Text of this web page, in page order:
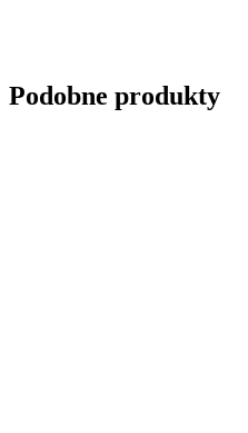
Podobne produkty